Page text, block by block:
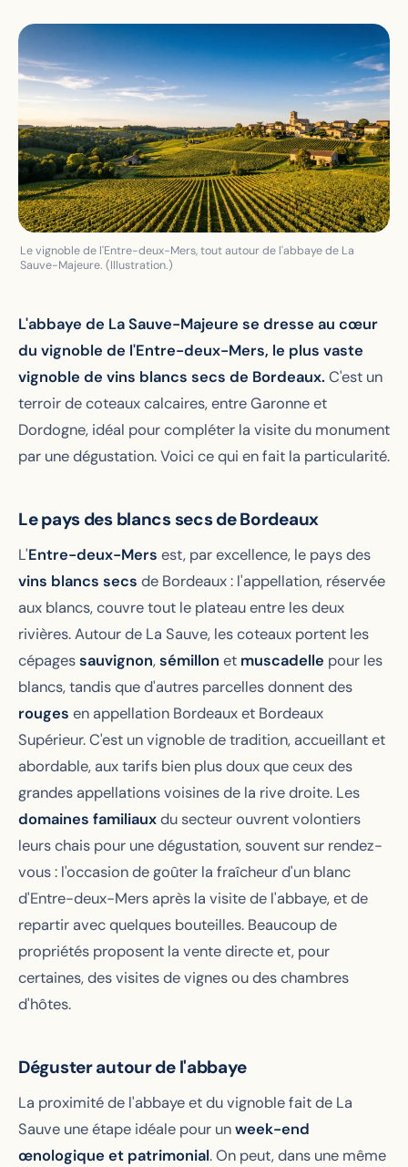
Le vignoble de l'Entre-deux-Mers, tout autour de l'abbaye de La
Sauve-Majeure. (Illustration.)
L'abbaye de La Sauve-Majeure se dresse au cœur
du vignoble de l'Entre-deux-Mers, le plus vaste
vignoble de vins blancs secs de Bordeaux. C'est un
terroir de coteaux calcaires, entre Garonne et
Dordogne, idéal pour compléter la visite du monument
par une dégustation. Voici ce qui en fait la particularité.
Le pays des blancs secs de Bordeaux
L'Entre-deux-Mers est, par excellence, le pays des
vins blancs secs de Bordeaux : l'appellation, réservée
aux blancs, couvre tout le plateau entre les deux
rivières. Autour de La Sauve, les coteaux portent les
cépagessauvignon,sémillon et muscadelle pour les
blancs, tandis que d'autres parcelles donnent des
rouges en appellation Bordeaux et Bordeaux
Supérieur. C'est un vignoble de tradition, accueillant et
abordable, aux tarifs bien plus doux que ceux des
grandes appellations voisines de la rive droite. Les
domaines familiauxdu secteur ouvrent volontiers
leurs chais pour une dégustation, souvent sur rendez-
vous : l'occasion de goûter la fraîcheur d'un blanc
d'Entre-deux-Mers après la visite de l'abbaye, et de
repartir avec quelques bouteilles. Beaucoup de
propriétés proposent la vente directe et, pour
certaines, des visites de vignes ou des chambres
d'hôtes.
Déguster autour de l'abbaye
La proximité de l'abbaye et du vignoble fait de La
Sauve une étape idéale pour unweek-end
œnologique et patrimonial. On peut, dans une même